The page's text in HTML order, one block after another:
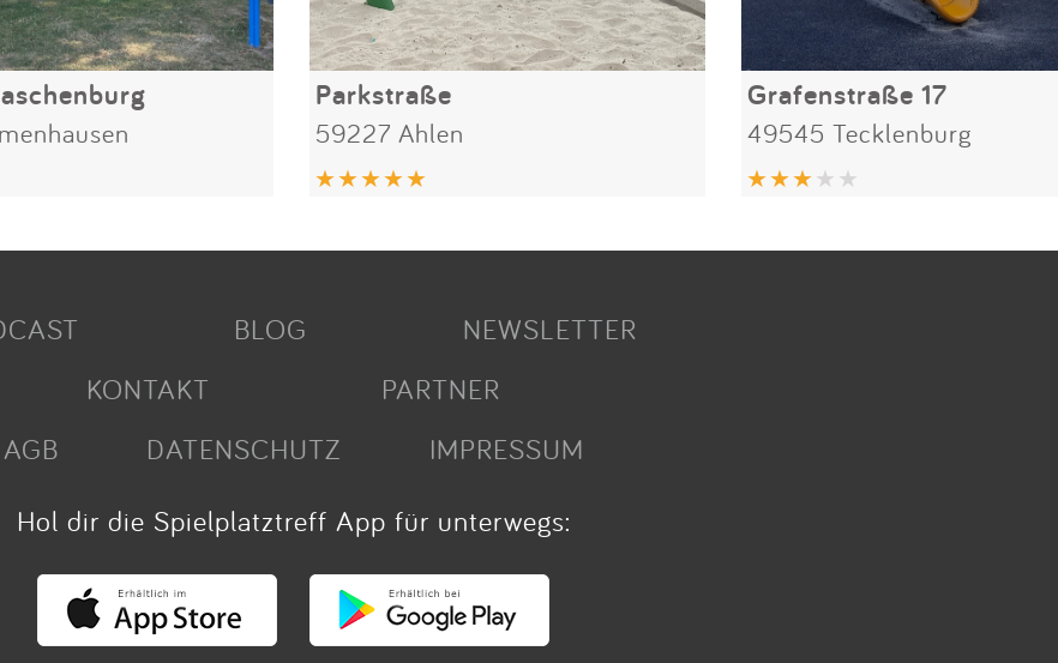
Parkstraße
59227 Ahlen
Grafenstraße 17
49545 Tecklenburg
BLOG
NEWSLETTER
KONTAKT
PARTNER
AGB
DATENSCHUTZ
IMPRESSUM
Hol dir die Spielplatztreff App für unterwegs: